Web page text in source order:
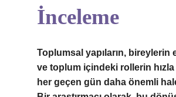
İnceleme
Toplumsal yapıların, bireylerin
ve toplum içindeki rollerin
her geçen gün daha önemli